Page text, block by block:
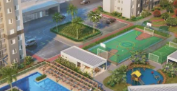
incluindo: Arena Beach, Coworking, Pet
Care, Piscinas com Solarium, entre
outros. Viva bem, consulte um
especialista.